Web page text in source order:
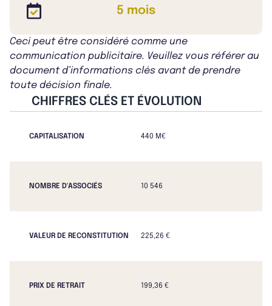
5 mois
Ceci peut être considéré comme une
communication publicitaire. Veuillez vous référer au
document d’informations clés avant de prendre
toute décision finale.
CHIFFRES CLÉS ET ÉVOLUTION
CAPITALISATION 440 M€
NOMBRE D'ASSOCIÉS 10 546
VALEUR DE RECONSTITUTION 225,26 €
PRIX DE RETRAIT 199,36 €